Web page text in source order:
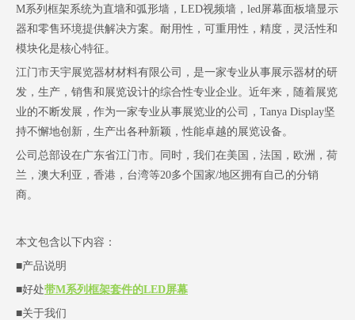
M系列框架系统为直墙和弧形墙，LED视频墙，led屏幕面板墙显示
器和零售环境提供解决方案。耐用性，可重用性，精度，灵活性和
模块化是核心特征。
江门市天宇展览器材材料有限公司，是一家专业从事展示器材的研
发，生产，销售和展览设计的综合性专业企业。近年来，随着展览
业的不断发展，作为一家专业从事展览业的公司，Tanya Display坚
持不懈地创新，生产出各种新颖，性能卓越的展览设备。
公司总部设在广东省江门市。同时，我们在美国，法国，欧洲，荷
兰，澳大利亚，香港，台湾等20多个国家/地区拥有自己的分销
商。
本文包含以下内容：
■产品说明
■好处带M系列框架套件的LED屏幕
■关于我们